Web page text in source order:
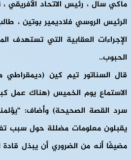
ماكي سال ، رئيس الاتحاد الأفريقي
الرئيس الروسي فلاديمير بوتين ،
الإجراءات العقابية التي تستهدف
الحبوب..
قال السناتور تيم كين (ديمقراطي
الاستماع يوم الخميس (هناك عمل
سرد القصة الصحيحة) وأضاف:
يقبلون معلومات مضللة حول سبب
مضيفًا أنه من الضروري أن يبذل قادة